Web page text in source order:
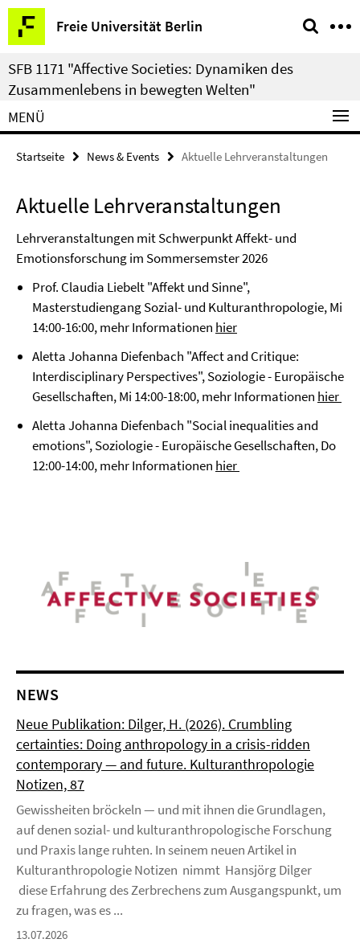
Springe
direkt
zu
Inhalt
Freie Universität Berlin
Service-
Navigation
SFB 1171 "Affective Societies: Dynamiken des
Zusammenlebens in bewegten Welten"
MENÜ
Startseite News & Events Aktuelle Lehrveranstaltungen
Aktuelle Lehrveranstaltungen
Lehrveranstaltungen mit Schwerpunkt Affekt- und
Emotionsforschung im Sommersemster 2026
Prof. Claudia Liebelt "Affekt und Sinne",
Masterstudiengang Sozial- und Kulturanthropologie, Mi
14:00-16:00, mehr Informationen hier
Aletta Johanna Diefenbach "Affect and Critique:
Interdisciplinary Perspectives", Soziologie - Europäische
Gesellschaften, Mi 14:00-18:00, mehr Informationen hier
Aletta Johanna Diefenbach "Social inequalities and
emotions", Soziologie - Europäische Gesellschaften, Do
12:00-14:00, mehr Informationen hier
NEWS
Neue Publikation: Dilger, H. (2026). Crumbling
certainties: Doing anthropology in a crisis-ridden
contemporary — and future. Kulturanthropologie
Notizen, 87
Gewissheiten bröckeln — und mit ihnen die Grundlagen,
auf denen sozial- und kulturanthropologische Forschung
und Praxis lange ruhten. In seinem neuen Artikel in
Kulturanthropologie Notizen nimmt Hansjörg Dilger
diese Erfahrung des Zerbrechens zum Ausgangspunkt, um
zu fragen, was es ...
13.07.2026